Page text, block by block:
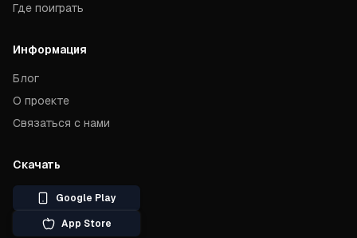
Где поиграть
Информация
Блог
О проекте
Связаться с нами
Скачать
Google Play
App Store